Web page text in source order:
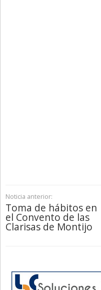
Noticia anterior:
Toma de hábitos en
el Convento de las
Clarisas de Montijo